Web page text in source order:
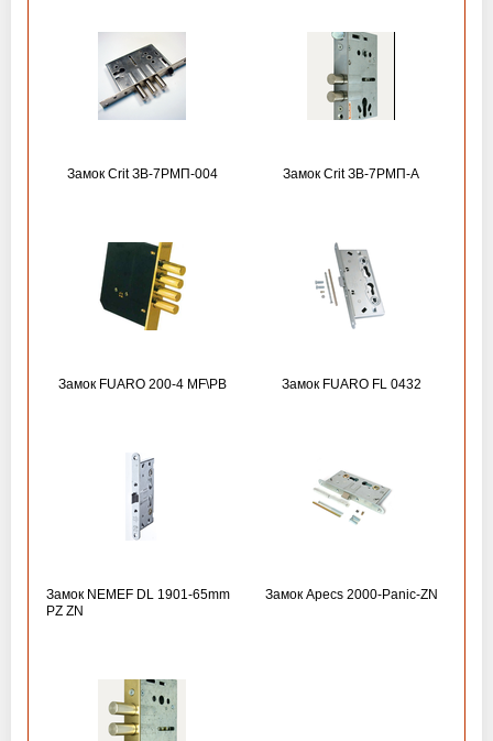
Замок Crit ЗВ-7РМП-004 Замок Crit ЗВ-7РМП-А
Замок FUARO 200-4 MF\РВ Замок FUARO FL 0432
Замок NEMEF DL 1901-65mm
PZ ZN
Замок Apecs 2000-Panic-ZN